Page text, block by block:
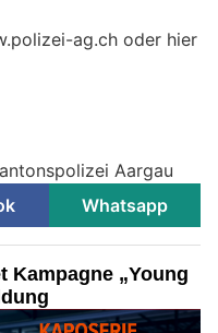
ag.ch oder hier
Aargau
Whatsapp
Kampagne „Young